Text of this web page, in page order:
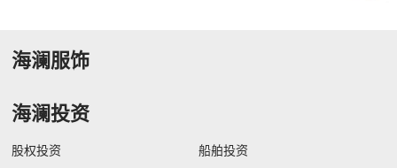
海澜服饰
海澜投资
股权投资 船舶投资